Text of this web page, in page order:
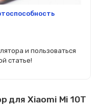
и пользоваться
статье!
для Xiaomi Mi 10T